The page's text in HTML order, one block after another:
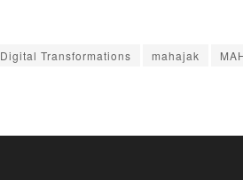
Digital Transformations mahajak